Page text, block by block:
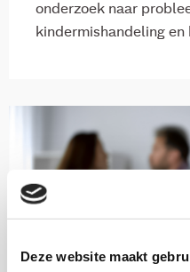
Deze website maakt
onderzoek naar
kindermishandeling